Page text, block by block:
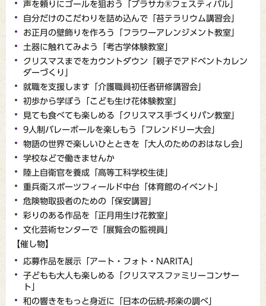
声を頼りにゴールを狙おう「ブラサカ®フェスティバル」
自分だけのこだわりを詰め込んで「苔テラリウム講習会」
お正月の壁飾りを作ろう「フラワーアレンジメント教室」
土器に触れてみよう「考古学体験教室」
クリスマスまでをカウントダウン「親子でアドベントカレン
ダーづくり」
就職を支援します「介護職員初任者研修講習会」
初歩から学ぼう「こども生け花体験教室」
見ても食べても楽しめる「クリスマス手づくりパン教室」
9人制バレーボールを楽しもう「フレンドリー大会」
物語の世界で楽しいひとときを「大人のためのおはなし会」
学校などで働きませんか
陸上自衛官を養成「高等工科学校生徒」
重兵衛スポーツフィールド中台「体育館のイベント」
危険物取扱者のための「保安講習」
彩りのある作品を「正月用生け花教室」
文化芸術センターで「展覧会の監視員」
【催し物】
応募作品を展示「アート・フォト・NARITA」
子どもも大人も楽しめる「クリスマスファミリーコンサー
ト」
和の響きをもっと身近に「日本の伝統-邦楽の調べ」